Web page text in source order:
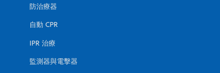
防治療器
自動 CPR
IPR 治療
監測器與電擊器